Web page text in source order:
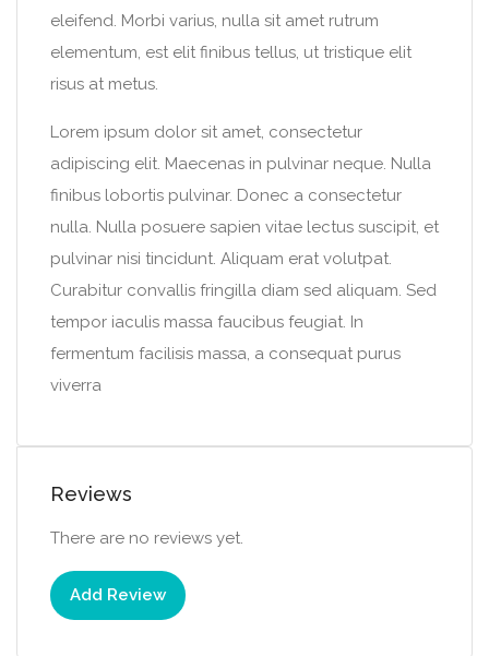
eleifend. Morbi varius, nulla sit amet rutrum
elementum, est elit finibus tellus, ut tristique elit
risus at metus.
Lorem ipsum dolor sit amet, consectetur
adipiscing elit. Maecenas in pulvinar neque. Nulla
finibus lobortis pulvinar. Donec a consectetur
nulla. Nulla posuere sapien vitae lectus suscipit, et
pulvinar nisi tincidunt. Aliquam erat volutpat.
Curabitur convallis fringilla diam sed aliquam. Sed
tempor iaculis massa faucibus feugiat. In
fermentum facilisis massa, a consequat purus
viverra
Reviews
There are no reviews yet.
Add Review